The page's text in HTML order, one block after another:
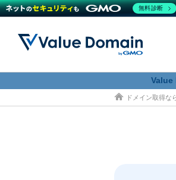
ドメイン
レンタルサーバー
セキュリティ
サービス
Value
ドメイン取得な
無料診断